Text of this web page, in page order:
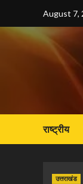
content
August 7,
राष्ट्रीय
उत्तराखंड